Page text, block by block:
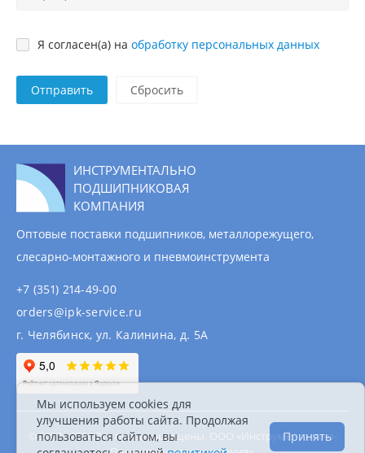
Я согласен(а) на обработку персональных данных
Отправить
ИНСТРУМЕНТАЛЬНО
ПОДШИПНИКОВАЯ
КОМПАНИЯ
Оптовые поставки подшипников, металлорежущего,
слесарно-монтажного и пневмоинструмента
+7 (351) 214-49-00
orders@ipk-service.ru
г. Челябинск, ул. Калинина, д. 5А
© 2007 - 2026 Все права защищены. ООО «Инструментально-
Мы используем cookies для
улучшения работы сайта. Продолжая
пользоваться сайтом, вы
Принять